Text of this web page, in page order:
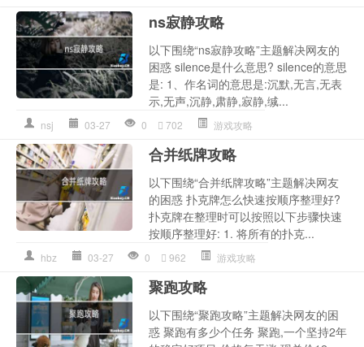
ns寂静攻略
以下围绕“ns寂静攻略”主题解决网友的
困惑 silence是什么意思? silence的意思
是: 1、作名词的意思是:沉默,无言,无表
示,无声,沉静,肃静,寂静,缄...
nsj 03-27 0 702 游戏攻略
合并纸牌攻略
以下围绕“合并纸牌攻略”主题解决网友
的困惑 扑克牌怎么快速按顺序整理好?
扑克牌在整理时可以按照以下步骤快速
按顺序整理好: 1. 将所有的扑克...
hbz 03-27 0 962 游戏攻略
聚跑攻略
以下围绕“聚跑攻略”主题解决网友的困
惑 聚跑有多少个任务 聚跑,一个坚持2年